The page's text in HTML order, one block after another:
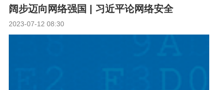
阔步迈向网络强国 | 习近平论网络安全
2023-07-12 08:30